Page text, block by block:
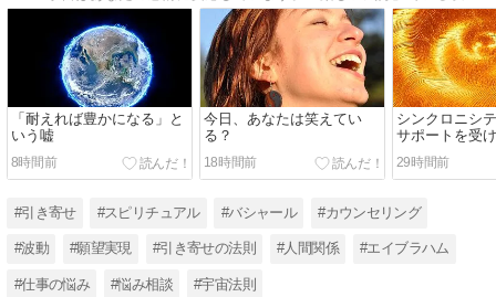
「耐えれば豊かになる」と
いう嘘
8時間前
今日、あなたは笑えてい
る？
18時間前
シンクロニシ
サポートを受
29時間前
#引き寄せ #スピリチュアル #バシャール #カウンセリング
#波動 #願望実現 #引き寄せの法則 #人間関係 #エイブラハム
#仕事の悩み #悩み相談 #宇宙法則